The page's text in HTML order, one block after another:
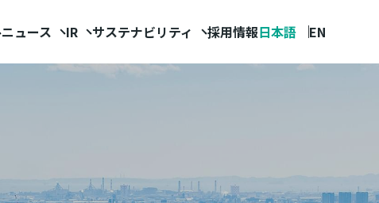
ニュース IR サステナビリティ 採用情報日本語 EN